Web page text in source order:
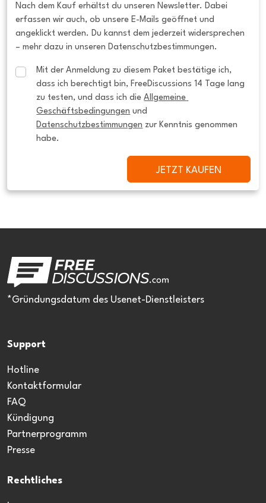
Nach dem Kauf erhältst du unseren Newsletter. Dabei
erfassen wir auch, ob unsere E-Mails geöffnet und
angeklickt werden. Du kannst dem jederzeit widersprechen
– mehr dazu in unseren Datenschutzbestimmungen.
Mit der Anmeldung zu diesem Paket bestätige ich,
dass ich berechtigt bin, FreeDiscussions 14 Tage lang
zu testen, und dass ich die Allgemeine
Geschäftsbedingungen
Datenschutzbestimmungen zur Kenntnis genommen
habe.
JETZT KAUFEN
*Gründungsdatum des Usenet-Dienstleisters
Support
Hotline
Kontaktformular
FAQ
Kündigung
Partnerprogramm
Presse
Rechtliches